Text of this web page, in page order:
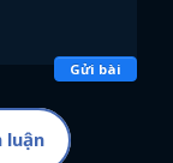
Gửi bài
luận